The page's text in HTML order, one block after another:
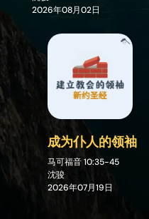
2026年08月02日
成为仆人的领袖
马可福音 10:35-45
沈骏
2026年07月19日